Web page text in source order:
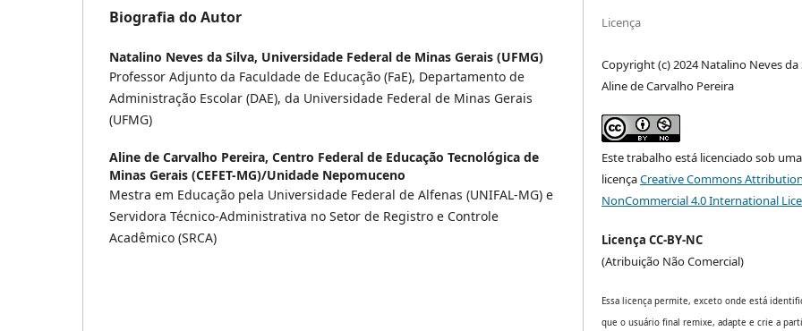
Biografia do Autor
Natalino Neves da Silva, Universidade Federal de Minas Gerais (UFMG)
Professor Adjunto da Faculdade de Educação (FaE), Departamento de
Administração Escolar (DAE), da Universidade Federal de Minas Gerais
(UFMG)
Aline de Carvalho Pereira, Centro Federal de Educação Tecnológica de
Minas Gerais (CEFET-MG)/Unidade Nepomuceno
Mestra em Educação pela Universidade Federal de Alfenas (UNIFAL-MG) e
Servidora Técnico-Administrativa no Setor de Registro e Controle
Acadêmico (SRCA)
Licença
Copyright (c) 2024 Natalino Neves da
Aline de Carvalho Pereira
Este trabalho está licenciado sob uma
licençaCreative Commons
NonCommercial 4.0 International
Licença CC-BY-NC
(Atribuição Não Comercial)
Essa licença permite, exceto onde está
que o usuário final remixe, adapte e crie a